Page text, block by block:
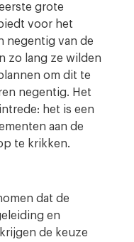
grote
voor het
negentig van de
zo lang ze wilden
om dit te
negentig. Het
het is een
aan de
te krikken.
dat de
en
de keuze